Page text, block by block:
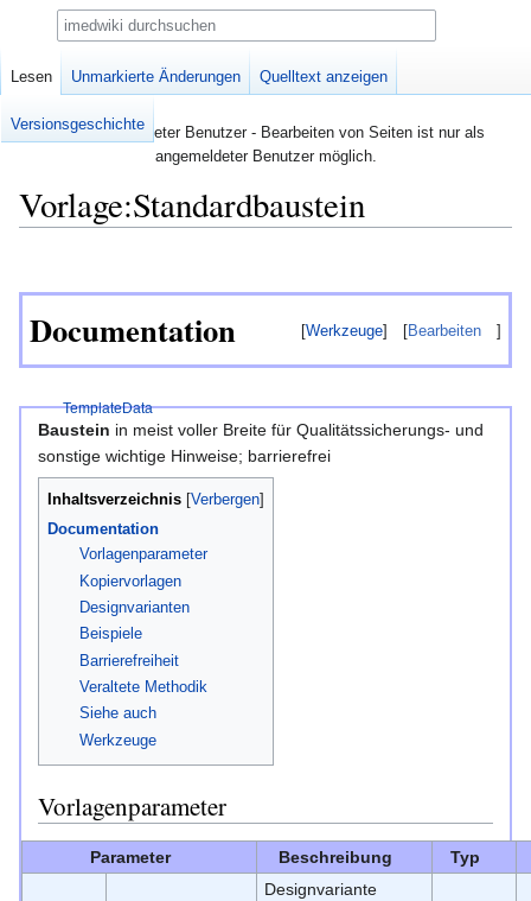
Nicht angemeldeter Benutzer - Bearbeiten von Seiten ist nur als
angemeldeter Benutzer möglich.
Vorlage:Standardbaustein
[Werkzeuge] [Bearbeiten ]
Documentation
TemplateData
Baustein in meist voller Breite für Qualitätssicherungs- und
sonstige wichtige Hinweise; barrierefrei
Inhaltsverzeichnis
Documentation
Vorlagenparameter
Kopiervorlagen
Designvarianten
Beispiele
Barrierefreiheit
Veraltete Methodik
Siehe auch
Werkzeuge
Vorlagenparameter
Parameter Beschreibung Typ
Designvariante
Vorlage Diskussion
Lesen Unmarkierte Änderungen Quelltext anzeigen
Versionsgeschichte
Suche